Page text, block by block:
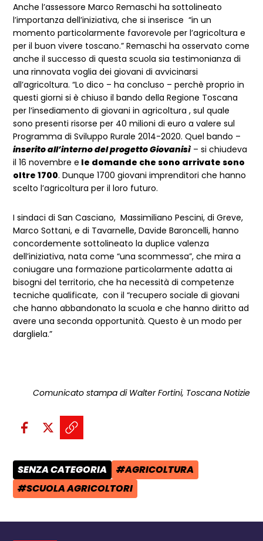
Anche l’assessore Marco Remaschi ha sottolineato
l’importanza dell’iniziativa, che si inserisce “in un
momento particolarmente favorevole per l’agricoltura e
per il buon vivere toscano.” Remaschi ha osservato come
anche il successo di questa scuola sia testimonianza di
una rinnovata voglia dei giovani di avvicinarsi
all’agricoltura. “Lo dico – ha concluso – perchè proprio in
questi giorni si è chiuso il bando della Regione Toscana
per l’insediamento di giovani in agricoltura , sul quale
sono presenti risorse per 40 milioni di euro a valere sul
Programma di Sviluppo Rurale 2014-2020. Quel bando –
inserito all’interno del progetto Giovanisì – si chiudeva
il 16 novembre e le domande che sono arrivate sono
oltre 1700. Dunque 1700 giovani imprenditori che hanno
scelto l’agricoltura per il loro futuro.
I sindaci di San Casciano, Massimiliano Pescini, di Greve,
Marco Sottani, e di Tavarnelle, Davide Baroncelli, hanno
concordemente sottolineato la duplice valenza
dell’iniziativa, nata come “una scommessa”, che mira a
coniugare una formazione particolarmente adatta ai
bisogni del territorio, che ha necessità di competenze
tecniche qualificate, con il “recupero sociale di giovani
che hanno abbandonato la scuola e che hanno diritto ad
avere una seconda opportunità. Questo è un modo per
dargliela.”
Comunicato stampa di Walter Fortini, Toscana Notizie
Condividi sui social:
Condividi su Facebook - apre
Condividi su X - apre una
Copia il link e condividi -
CATEGORIA POST:
SENZA CATEGORIA TAG:
#AGRICOLTURA
TAG:
#SCUOLA AGRICOLTORI